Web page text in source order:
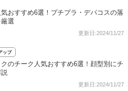
おすすめ6選！プチプラ・デパコスの落
選
更新日:2024/11/27
ップ
のチーク人気おすすめ6選！顔型別にチ
更新日:2024/11/27